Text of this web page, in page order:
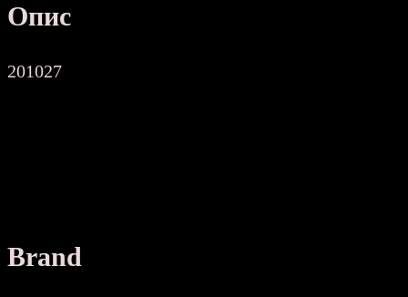
Опис
201027
Brand